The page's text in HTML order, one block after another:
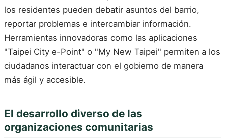
los residentes pueden debatir asuntos del barrio,
reportar problemas e intercambiar información.
Herramientas innovadoras como las aplicaciones
"Taipei City e-Point" o "My New Taipei" permiten a los
ciudadanos interactuar con el gobierno de manera
más ágil y accesible.
El desarrollo diverso de las
organizaciones comunitarias